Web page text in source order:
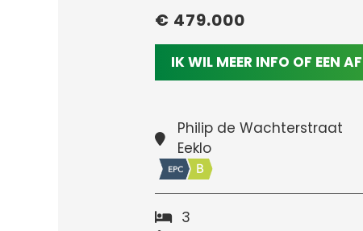
€ 479.000
IK WIL MEER INFO OF EEN
Philip de Wachterstraat
Eeklo
3